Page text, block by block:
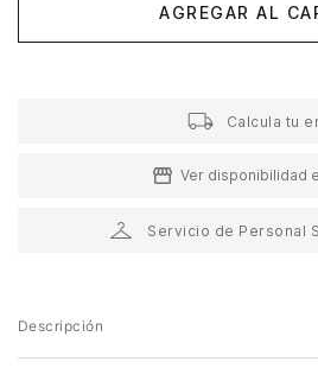
AGREGAR AL
Calcula tu
Ver disponibilidad
Servicio de Personal
Descripción